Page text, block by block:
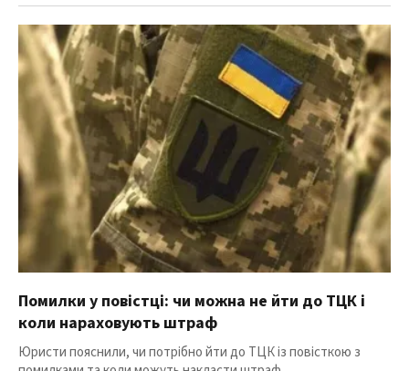
Помилки у повістці: чи можна не йти до ТЦК і
коли нараховують штраф
Юристи пояснили, чи потрібно йти до ТЦК із повісткою з